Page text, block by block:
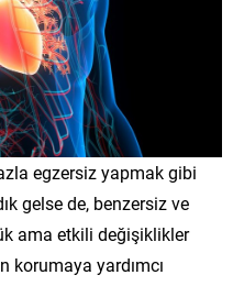
egzersiz yapmak gibi
gelse de, benzersiz ve
ama etkili değişiklikler
yardımcı